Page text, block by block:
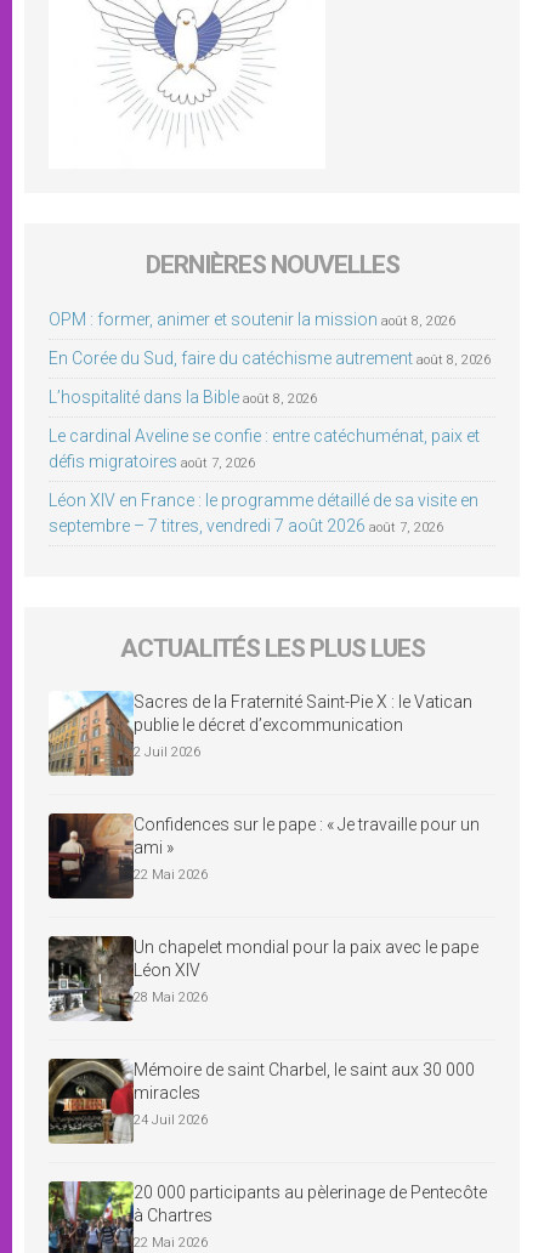
DERNIÈRES NOUVELLES
OPM : former, animer et soutenir la mission août 8, 2026
En Corée du Sud, faire du catéchisme autrement août 8, 2026
L’hospitalité dans la Bible août 8, 2026
Le cardinal Aveline se confie : entre catéchuménat, paix et
défis migratoires août 7, 2026
Léon XIV en France : le programme détaillé de sa visite en
septembre – 7 titres, vendredi 7 août 2026 août 7, 2026
ACTUALITÉS LES PLUS LUES
Sacres de la Fraternité Saint-Pie X : le Vatican
publie le décret d’excommunication
2 Juil 2026
Confidences sur le pape : « Je travaille pour un
ami »
22 Mai 2026
Un chapelet mondial pour la paix avec le pape
Léon XIV
28 Mai 2026
Mémoire de saint Charbel, le saint aux 30 000
miracles
24 Juil 2026
20 000 participants au pèlerinage de Pentecôte
à Chartres
22 Mai 2026